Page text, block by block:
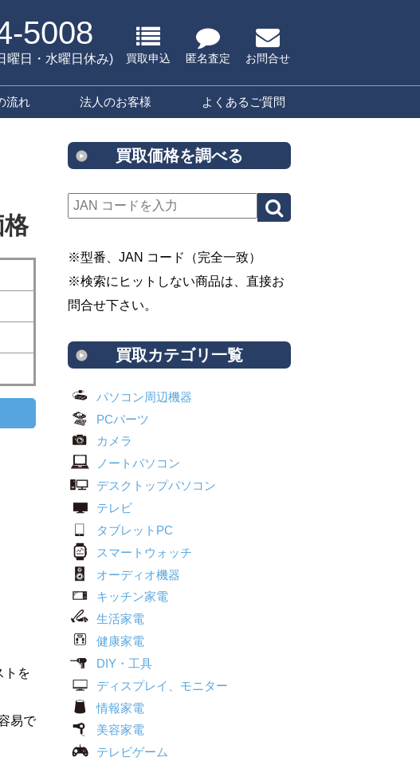
5008
曜日・水曜日休み) 買取申込 匿名査定 お問合せ
流れ 法人のお客様 よくあるご質問
トを
易で
買取価格を調べる
※型番、JAN コード（完全一致）
※検索にヒットしない商品は、直接お
問合せ下さい。
買取カテゴリ一覧
パソコン周辺機器
PCパーツ
カメラ
ノートパソコン
デスクトップパソコン
テレビ
タブレットPC
スマートウォッチ
オーディオ機器
キッチン家電
生活家電
健康家電
DIY・工具
ディスプレイ、モニター
情報家電
美容家電
テレビゲーム